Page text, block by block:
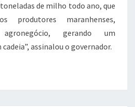
de milho todo ano, que
produtores maranhenses,
gerando um
assinalou o governador.